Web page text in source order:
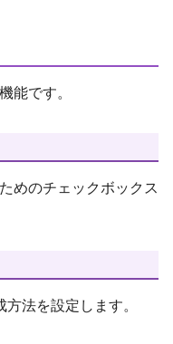
能です。
めのチェックボックス
法を設定します。